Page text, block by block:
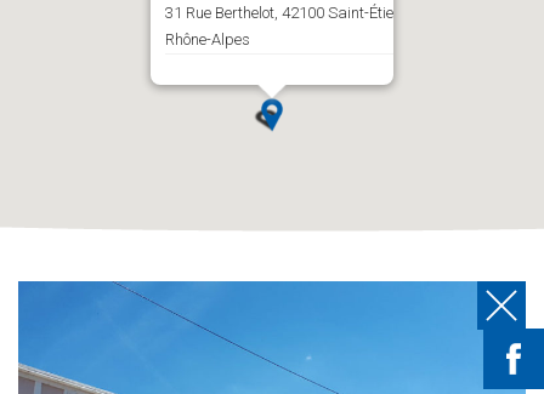
31 Rue Berthelot, 42100 Saint-Étienne, Auvergne-
Rhône-Alpes